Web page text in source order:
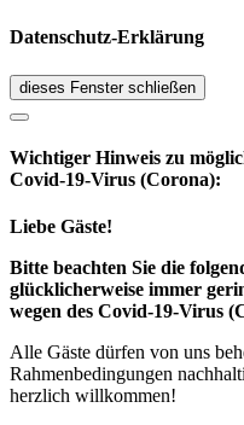
Datenschutz-Erklärung
dieses Fenster schließen
Wichtiger Hinweis zu
Covid-19-Virus (Corona):
Liebe Gäste!
Bitte beachten Sie die
glücklicherweise immer
wegen des Covid-19-Virus
Alle Gäste dürfen von uns
Rahmenbedingungen
herzlich willkommen!